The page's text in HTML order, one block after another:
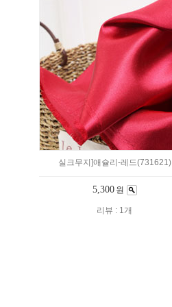
실크무지]애슐리-레드(731621)
5,300 원
리뷰 : 1개